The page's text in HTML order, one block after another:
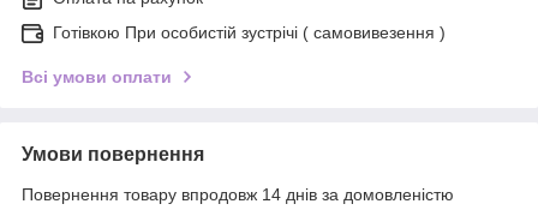
Готівкою При особистій зустрічі ( самовивезення )
Всі умови оплати
Умови повернення
Повернення товару впродовж 14 днів за домовленістю